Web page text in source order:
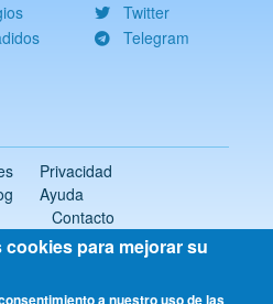
Twitter
Telegram
Privacidad
Ayuda
Contacto
©mirador.cat
reservados
para mejorar su
a nuestro uso de las